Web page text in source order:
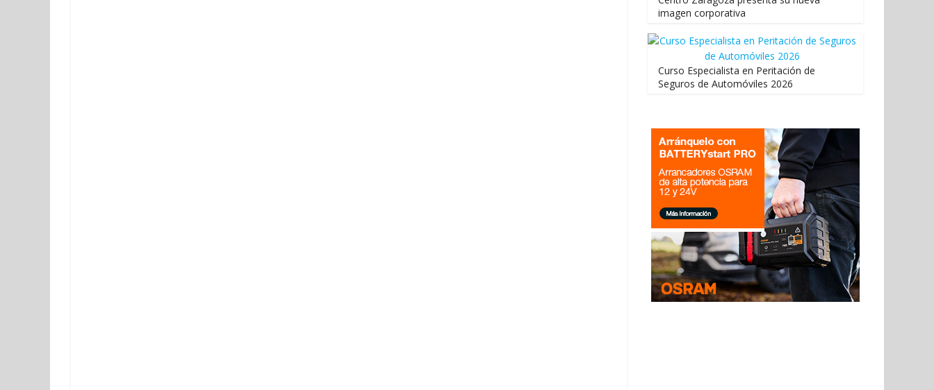
imagen corporativa
Curso Especialista en Peritación de
Seguros de Automóviles 2026